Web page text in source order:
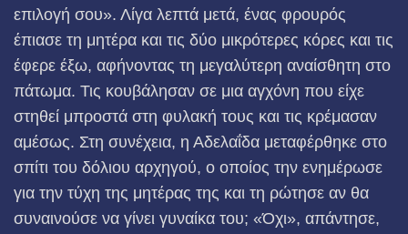
επιλογή σου». Λίγα λεπτά μετά, ένας φρουρός
έπιασε τη μητέρα και τις δύο μικρότερες κόρες και τις
έφερε έξω, αφήνοντας τη μεγαλύτερη αναίσθητη στο
πάτωμα. Τις κουβάλησαν σε μια αγχόνη που είχε
στηθεί μπροστά στη φυλακή τους και τις κρέμασαν
αμέσως. Στη συνέχεια, η Αδελαΐδα μεταφέρθηκε στο
σπίτι του δόλιου αρχηγού, ο οποίος την ενημέρωσε
για την τύχη της μητέρας της και τη ρώτησε αν θα
συναινούσε να γίνει γυναίκα του; «Όχι», απάντησε,